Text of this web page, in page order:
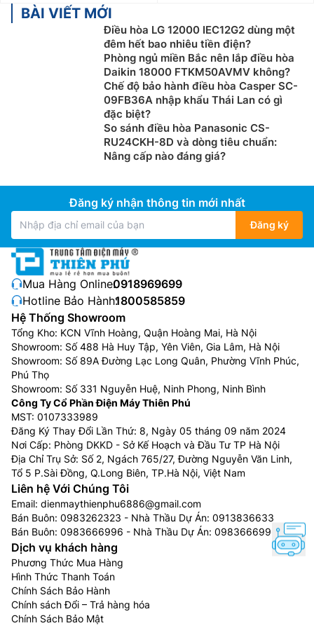
(4,5 x 3) x 600 = 8.100 BTU = 0,9 ngựa = 0,9 HP. Vì
thế bạn nên chọn điều hòa 9000btu (1 ngựa hay 1HP)
Điện Máy Thiên Phú xin gợi ý 1 số thông tin cơ bản khi
chọn mua Điều Hòa Funiki 9000btu theo diện tích
phòng:
Điều hòa 9.000 BTU (tương đương 1 HP hay 1
ngựa) : Phù hợp với phòng có diện tích dưới 15m2
Điều hòa 12.000 BTU (tương đương 1,5 HP hay 1,5
ngựa): Phù hợp với phòng có diện tích từ 16m2 –
20m2
Điều hòa 18.000 BTU (tương đương 2 HP hay 2
ngựa): Phù hợp với phòng có diện tích 21m2 –
30m2
Điều hòa 24.000 BTU (tương đương 2,5 HP hay
2,5 ngựa):Phù hợp với phòng có diện tích 31m2 –
40m3
Bên cạnh đó, hiện nay điều hòa, máy lạnh không chỉ
dừng lại ở chức năng làm mát hay sưởi ấm thông
thường mà còn có rất nhiều các chế độ thông minh
khác như chế độ gió thổi, chế độ hoạt động êm ái, chế
độ làm khô, hút ẩm không khí, chế độ làm lạnh nhanh,
chế độ đuổi muỗi, chế độ kiểm soát độ ẩm tránh mất
nước cho da, chế độ khử mùi kháng khuẩn, chế độ lọc
bụi… Vì thế, người dùng cũng nên lựa chọn các tính
BÀI VIẾT MỚI
Điều hòa LG 12000 IEC12G2 dùng một
đêm hết bao nhiêu tiền điện?
Phòng ngủ miền Bắc nên lắp điều hòa
Daikin 18000 FTKM50AVMV không?
Chế độ bảo hành điều hòa Casper SC-
09FB36A nhập khẩu Thái Lan có gì
đặc biệt?
So sánh điều hòa Panasonic CS-
RU24CKH-8D và dòng tiêu chuẩn:
Nâng cấp nào đáng giá?
Đăng ký nhận thông tin mới nhất
Đăng ký
Mua Hàng Online:0918969699
Hotline Bảo Hành:1800585859
Hệ Thống Showroom
Tổng Kho: KCN Vĩnh Hoàng, Quận Hoàng Mai, Hà Nội
Showroom: Số 488 Hà Huy Tập, Yên Viên, Gia Lâm, Hà Nội
Showroom: Số 89A Đường Lạc Long Quân, Phường Vĩnh Phúc,
Phú Thọ
Showroom: Số 331 Nguyễn Huệ, Ninh Phong, Ninh Bình
Công Ty Cổ Phần Điện Máy Thiên Phú
MST: 0107333989
Đăng Ký Thay Đổi Lần Thứ: 8, Ngày 05 tháng 09 năm 2024
Nơi Cấp: Phòng DKKD - Sở Kế Hoạch và Đầu Tư TP Hà Nội
Địa Chỉ Trụ Sở: Số 2, Ngách 765/27, Đường Nguyễn Văn Linh,
Tổ 5 P.Sài Đồng, Q.Long Biên, TP.Hà Nội, Việt Nam
Liên hệ Với Chúng Tôi
Email: dienmaythienphu6886@gmail.com
Bán Buôn: 0983262323 - Nhà Thầu Dự Án: 0913836633
Bán Buôn: 0983666996 - Nhà Thầu Dự Án: 0983666996
Dịch vụ khách hàng
Phương Thức Mua Hàng
Hình Thức Thanh Toán
Chính Sách Bảo Hành
Chính sách Đổi – Trả hàng hóa
Chính Sách Bảo Mật